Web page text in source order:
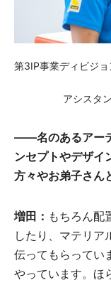
第3IP事業ディビジ
アシスタ
——名のあるアー
ンセプトやデザイ
方々やお弟子さん
増田： もちろん配
したり、マテリア
伝ってもらってい
やっています。ほ